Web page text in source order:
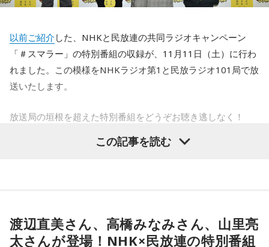
OBSラジオ『アニカフェでい～の！』
「アニカフェ」の“アニ”はアニマルの“アニ”です。
が大好きな猪野ゆりかさんが、珍しい動物を紹介する番組。
時には猪野さんが飼っている動物（カメ、チンチラ、ヒョウ
モントカゲモドキ）をスタジオに連れてくることも。果たし
はエキゾチックアニマルが苦手なのですが、猪野さんの話を
ラジオ番組を楽しむことができます。
■番組名『bayfm MEETS AKB48 12th Stage ～君がしてくれ
■放送局：bayfm78
■放送日時：11月23日（木）19時～23時
■出演者：野呂佳代、宮崎美穂、入山杏奈、横山由依、向井地
美音、柏木由紀、加藤玲奈、渡辺麻友、高橋朱里、小栗有
この番組をラジコで聴く
▼パソコンで聴くなら
以前ご紹介 した、NHKと民放連の共同ラジオキャンペーン
「＃スマラー」の特別番組の収録が、11月11日（土）に行わ
れました。この模様をNHKラジオ第1と民放ラジオ101局で放
送いたします。
放送局の垣根を超えた特別番組をどうぞお聴き逃しなく！
リスナーの悩みに向き合いました。
この記事を読む
渡辺直美さん、高橋みなみさん、山里亮
太さんが登場！NHK×民放連の特別番組